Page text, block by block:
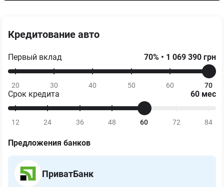
Кредитование авто
Первый вклад 70% • 1 069 390 грн
20 30 40 50 60 70
Срок кредита 60 мес
12 24 36 48 60 72 84
Предложения банков
ПриватБанк